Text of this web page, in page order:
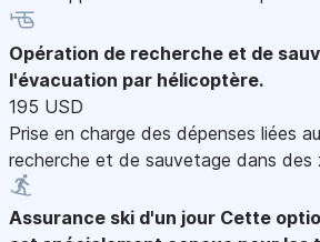
Opération de recherche et de
l'évacuation par hélicoptère.
195 USD
Prise en charge des dépenses liées
recherche et de sauvetage dans des
Assurance ski d'un jour Cette